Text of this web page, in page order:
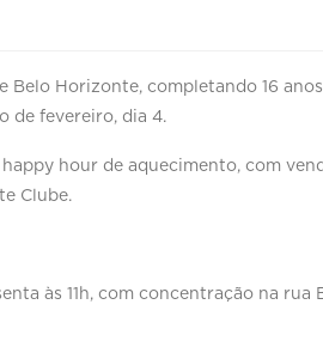
Horizonte, completando 16
de fevereiro, dia 4.
hour de aquecimento, com
Clube.
às 11h, com concentração na rua